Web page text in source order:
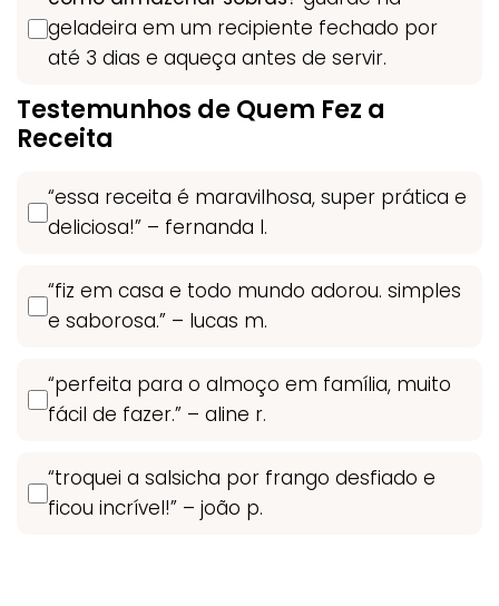
geladeira em um recipiente fechado por
até 3 dias e aqueça antes de servir.
Testemunhos de Quem Fez a
Receita
“essa receita é maravilhosa, super prática e
deliciosa!” – fernanda l.
“fiz em casa e todo mundo adorou. simples
e saborosa.” – lucas m.
“perfeita para o almoço em família, muito
fácil de fazer.” – aline r.
“troquei a salsicha por frango desfiado e
ficou incrível!” – joão p.